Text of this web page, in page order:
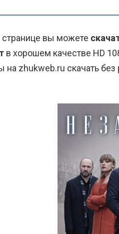
странице вы можете
в хорошем качестве HD
на zhukweb.ru скачать без